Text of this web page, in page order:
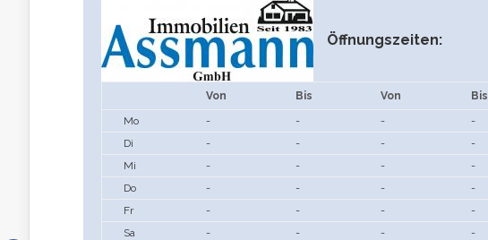
Öffnungszeiten:
Von Bis Von
Bis
Mo
- - -
-
Di
- - -
-
Mi
- - -
-
Do
- - -
-
Fr
- - -
-
Sa
- - -
-